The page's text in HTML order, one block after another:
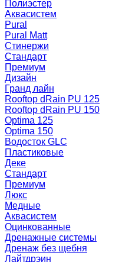
Полиэстер
Аквасистем
Pural
Pural Matt
Стинержи
Стандарт
Премиум
Дизайн
Гранд лайн
Rooftop dRain PU 125
Rooftop dRain PU 150
Optima 125
Optima 150
Водосток GLC
Пластиковые
Деке
Стандарт
Премиум
Люкс
Медные
Аквасистем
Оцинкованные
Дренажные системы
Дренаж без щебня
Лайтдрэин